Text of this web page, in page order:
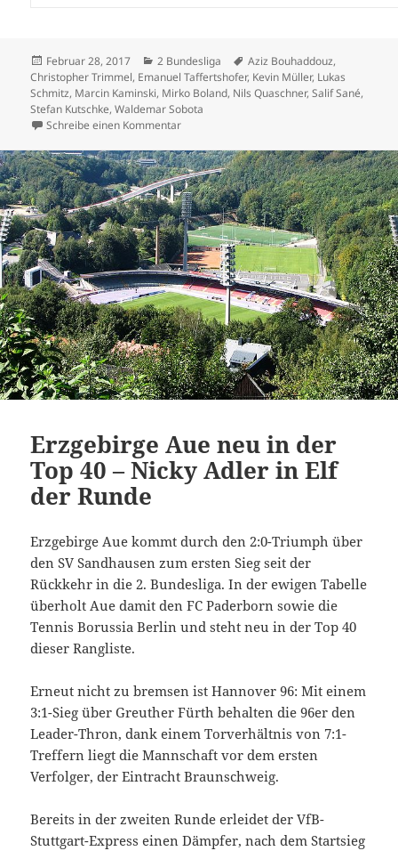
Veröffentlicht
am
Februar 28, 2017 Kategorien
2 Bundesliga Schlagwörter
Aziz Bouhaddouz,
Christopher Trimmel, Emanuel Taffertshofer, Kevin Müller, Lukas
Schmitz, Marcin Kaminski, Mirko Boland, Nils Quaschner,Salif Sané,
Stefan Kutschke,Waldemar Sobota
Schreibe einen Kommentarzu St. Pauli ist zurück im Geschäft –
Erzgebirge Aue neu in der
Top 40 – Nicky Adler in Elf
der Runde
Erzgebirge Aue kommt durch den 2:0-Triumph über
den SV Sandhausen zum ersten Sieg seit der
Rückkehr in die 2. Bundesliga. In der ewigen Tabelle
überholt Aue damit den FC Paderborn sowie die
Tennis Borussia Berlin und steht neu in der Top 40
dieser Rangliste.
Erneut nicht zu bremsen ist Hannover 96: Mit einem
3:1-Sieg über Greuther Fürth behalten die 96er den
Leader-Thron, dank einem Torverhältnis von 7:1-
Treffern liegt die Mannschaft vor dem ersten
Verfolger, der Eintracht Braunschweig.
Bereits in der zweiten Runde erleidet der VfB-
Stuttgart-Express einen Dämpfer, nach dem Startsieg